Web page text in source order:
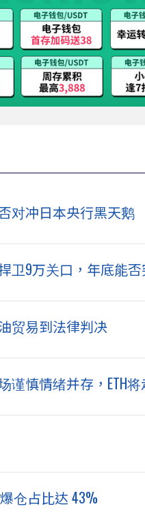
对冲日本央行黑天鹅
卫9万关口，年底能否
贸易到法律判决
慎情绪并存，ETH将
仓占比达 43%